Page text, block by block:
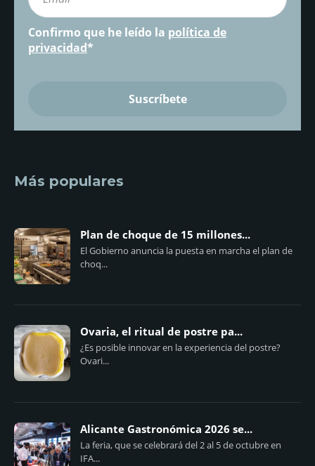
Confirmo que he leído la política de
privacidad*
Más populares
Plan de choque de 15 millones...
El Gobierno anuncia la puesta en marcha el plan de
choq...
Ovaria, el ritual de postre pa...
¿Es posible innovar en la experiencia del postre?
Ovari...
Alicante Gastronómica 2026 se...
La feria, que se celebrará del 2 al 5 de octubre en
IFA...